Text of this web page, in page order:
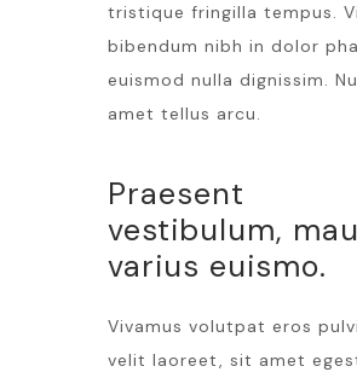
tristique fringilla tempus.
bibendum nibh in dolor
euismod nulla dignissim.
amet tellus arcu.
Praesent
vestibulum,
varius euismo.
Vivamus volutpat eros
velit laoreet, sit amet